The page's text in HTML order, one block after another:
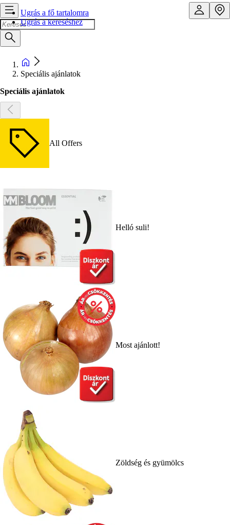
Ugrás a fő tartalomra
Ugrás a kereséshez
Speciális ajánlatok
Speciális ajánlatok
All Offers
Helló suli!
Most ajánlott!
Zöldség és gyümölcs